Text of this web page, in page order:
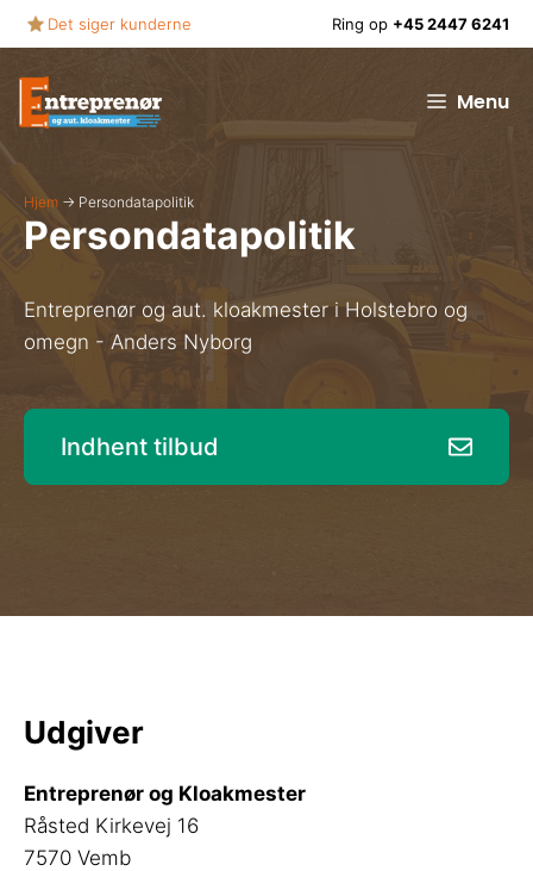
Hop
til
indhold
Det siger kunderne Ring op +45 2447 6241
Menu
Hjem → Persondatapolitik
Persondatapolitik
Entreprenør og aut. kloakmester i Holstebro og
omegn - Anders Nyborg
Indhent tilbud
Udgiver
Entreprenør og Kloakmester
Råsted Kirkevej 16
7570 Vemb